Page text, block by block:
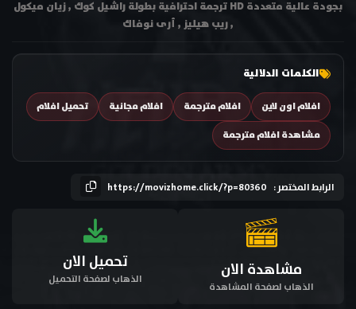
بجودة عالية متعددة HD ترجمة احترافية بطولة راشيل كوك , زيان ميكول
, ريب هيليز , أرى نوفاك
الكلمات الدلالية
افلام اون لاين افلام مترجمة افلام مجانية
تحميل افلام
مشاهدة افلام مترجمة
الرابط المختصر : https://movizhome.click/?p=80360
مشاهدة الان
الذهاب لصفحة المشاهدة
تحميل الان
الذهاب لصفحة التحميل